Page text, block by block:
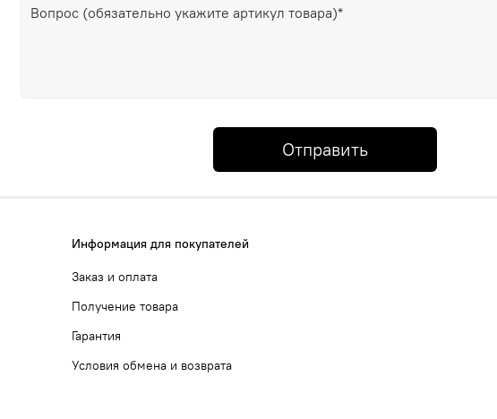
Отправить
Информация для покупателей
Заказ и оплата
Получение товара
Гарантия
Условия обмена и возврата